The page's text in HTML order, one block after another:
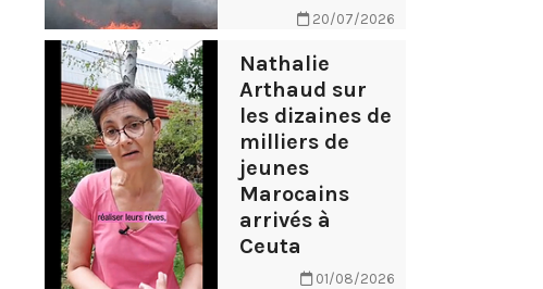
20/07/2026
Nathalie
Arthaud sur
les dizaines de
milliers de
jeunes
Marocains
arrivés à
Ceuta
01/08/2026